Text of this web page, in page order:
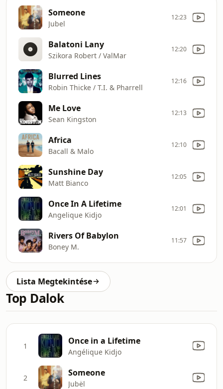
Someone
Jubel
12:23
Balatoni Lany
Szikora Robert / ValMar
12:20
Blurred Lines
Robin Thicke / T.I. & Pharrell
12:16
Me Love
Sean Kingston
12:13
Africa
Bacall & Malo
12:10
Sunshine Day
Matt Bianco
12:05
Once In A Lifetime
Angelique Kidjo
12:01
Rivers Of Babylon
Boney M.
11:57
Lista Megtekintése
Top Dalok
1 Once in a Lifetime
Angélique Kidjo
2 Someone
Jubël